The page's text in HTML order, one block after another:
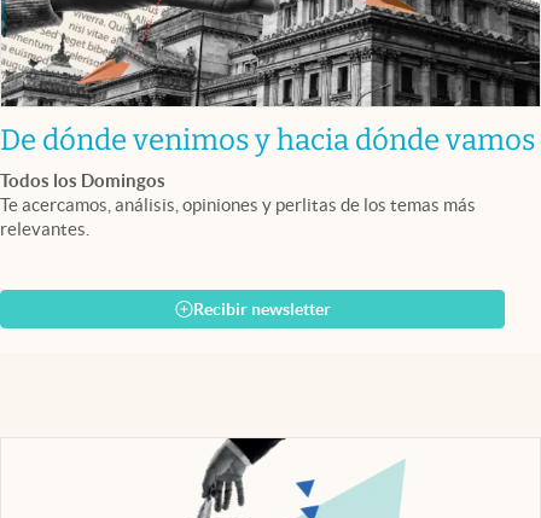
De dónde venimos y hacia dónde vamos
Todos los Domingos
Te acercamos, análisis, opiniones y perlitas de los temas más
relevantes.
Recibir newsletter